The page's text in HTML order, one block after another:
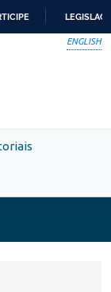
ENGLISH